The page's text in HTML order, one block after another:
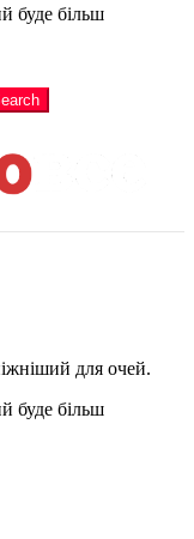
буде більш
для очей.
буде більш